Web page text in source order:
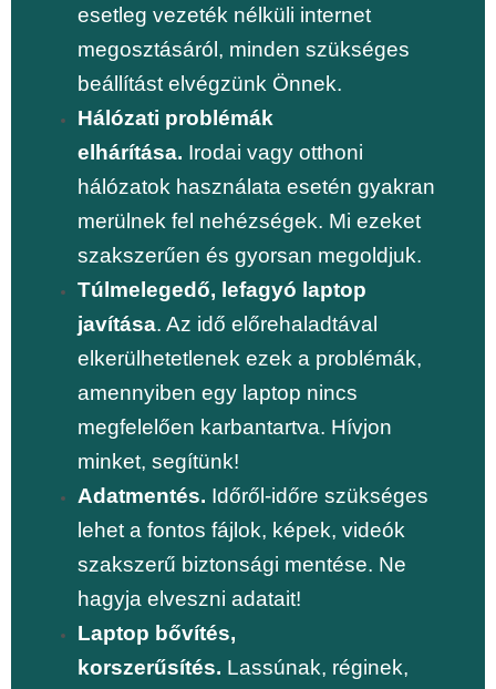
esetleg vezeték nélküli internet
megosztásáról, minden szükséges
beállítást elvégzünk Önnek.
Hálózati problémák
elhárítása. Irodai vagy otthoni
hálózatok használata esetén gyakran
merülnek fel nehézségek. Mi ezeket
szakszerűen és gyorsan megoldjuk.
Túlmelegedő, lefagyó laptop
javítása. Az idő előrehaladtával
elkerülhetetlenek ezek a problémák,
amennyiben egy laptop nincs
megfelelően karbantartva. Hívjon
minket, segítünk!
Adatmentés. Időről-időre szükséges
lehet a fontos fájlok, képek, videók
szakszerű biztonsági mentése. Ne
hagyja elveszni adatait!
Laptop bővítés,
korszerűsítés. Lassúnak, réginek,